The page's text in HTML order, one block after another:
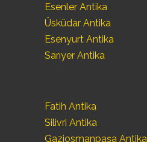
Esenler Antika
Üsküdar Antika
Esenyurt Antika
Sarıyer Antika
Fatih Antika
Silivri Antika
Gaziosmanpaşa Antika